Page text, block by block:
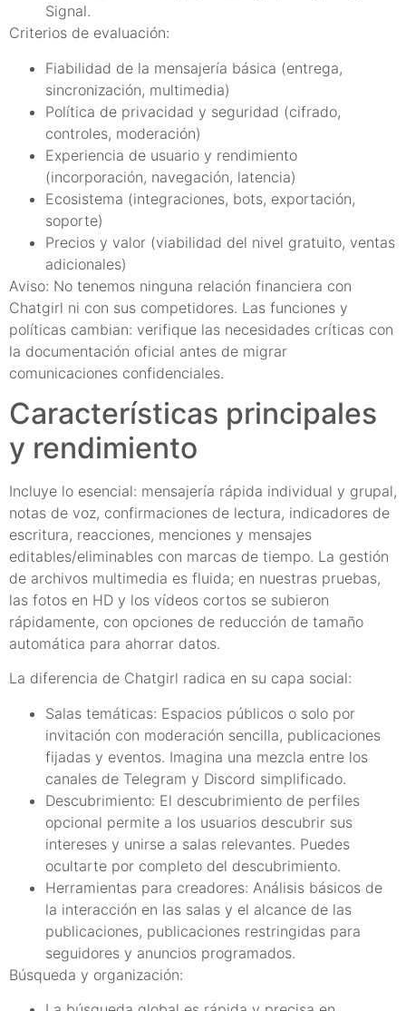
Signal.
Criterios de evaluación:
Fiabilidad de la mensajería básica (entrega,
sincronización, multimedia)
Política de privacidad y seguridad (cifrado,
controles, moderación)
Experiencia de usuario y rendimiento
(incorporación, navegación, latencia)
Ecosistema (integraciones, bots, exportación,
soporte)
Precios y valor (viabilidad del nivel gratuito, ventas
adicionales)
Aviso: No tenemos ninguna relación financiera con
Chatgirl ni con sus competidores. Las funciones y
políticas cambian: verifique las necesidades críticas con
la documentación oficial antes de migrar
comunicaciones confidenciales.
Características principales
y rendimiento
Incluye lo esencial: mensajería rápida individual y grupal,
notas de voz, confirmaciones de lectura, indicadores de
escritura, reacciones, menciones y mensajes
editables/eliminables con marcas de tiempo. La gestión
de archivos multimedia es fluida; en nuestras pruebas,
las fotos en HD y los vídeos cortos se subieron
rápidamente, con opciones de reducción de tamaño
automática para ahorrar datos.
La diferencia de Chatgirl radica en su capa social:
Salas temáticas: Espacios públicos o solo por
invitación con moderación sencilla, publicaciones
fijadas y eventos. Imagina una mezcla entre los
canales de Telegram y Discord simplificado.
Descubrimiento: El descubrimiento de perfiles
opcional permite a los usuarios descubrir sus
intereses y unirse a salas relevantes. Puedes
ocultarte por completo del descubrimiento.
Herramientas para creadores: Análisis básicos de
la interacción en las salas y el alcance de las
publicaciones, publicaciones restringidas para
seguidores y anuncios programados.
Búsqueda y organización: